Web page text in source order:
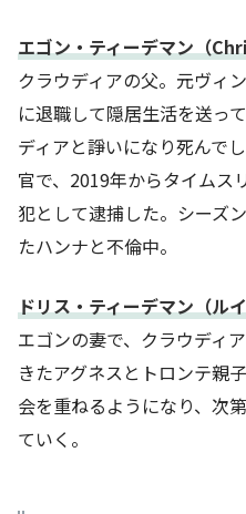
エゴン・ティーデマン（
クラウディアの父。元ヴィ
に退職して隠居生活を送っ
ディアと諍いになり死んで
官で、2019年からタイムス
犯として逮捕した。シーズ
たハンナと不倫中。
ドリス・ティーデマン（ル
エゴンの妻で、クラウディ
きたアグネスとトロンテ親
会を重ねるようになり、次
ていく。